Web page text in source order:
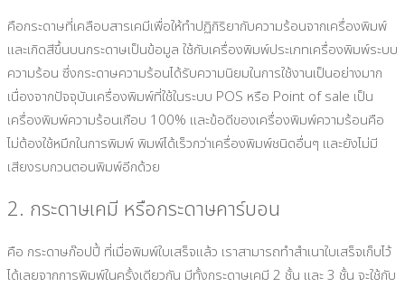
คือกระดาษที่เคลือบสารเคมีเพื่อให้ทำปฏิกิริยากับความร้อนจากเครื่องพิมพ์
และเกิดสีขึ้นบนกระดาษเป็นข้อมูล ใช้กับเครื่องพิมพ์ประเภทเครื่องพิมพ์ระบบ
ความร้อน ซึ่งกระดาษความร้อนได้รับความนิยมในการใช้งานเป็นอย่างมาก
เนื่องจากปัจจุบันเครื่องพิมพ์ที่ใช้ในระบบ POS หรือ Point of sale เป็น
เครื่องพิมพ์ความร้อนเกือบ 100% และข้อดีของเครื่องพิมพ์ความร้อนคือ
ไม่ต้องใช้หมึกในการพิมพ์ พิมพ์ได้เร็วกว่าเครื่องพิมพ์ชนิดอื่นๆ และยังไม่มี
เสียงรบกวนตอนพิมพ์อีกด้วย
2. กระดาษเคมี หรือกระดาษคาร์บอน
คือ กระดาษก๊อปปี้ ที่เมื่อพิมพ์ใบเสร็จแล้ว เราสามารถทำสำเนาใบเสร็จเก็บไว้
ได้เลยจากการพิมพ์ในครั้งเดียวกัน มีทั้งกระดาษเคมี 2 ชั้น และ 3 ชั้น จะใช้กับ